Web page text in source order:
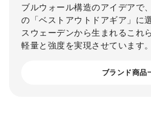
ブルウォール構造のアイデアで
の「ベストアウトドアギア」に
スウェーデンから生まれるこれ
軽量と強度を実現させています。
ブランド商品